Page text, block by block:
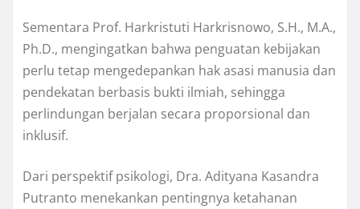
Sementara Prof. Harkristuti Harkrisnowo, S.H., M.A.,
Ph.D., mengingatkan bahwa penguatan kebijakan
perlu tetap mengedepankan hak asasi manusia dan
pendekatan berbasis bukti ilmiah, sehingga
perlindungan berjalan secara proporsional dan
inklusif.
Dari perspektif psikologi, Dra. Adityana Kasandra
Putranto menekankan pentingnya ketahanan